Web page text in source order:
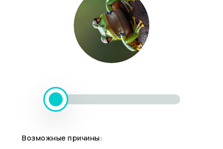
Возможные причины: